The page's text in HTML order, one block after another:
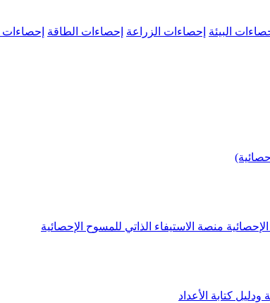
البيئة إحصاءات الزراعة إحصاءات الطاقة إحصاءات
منصة الاستيفاء الذاتي للمسوح الإحصائية
ودليل كتابة الأعداد